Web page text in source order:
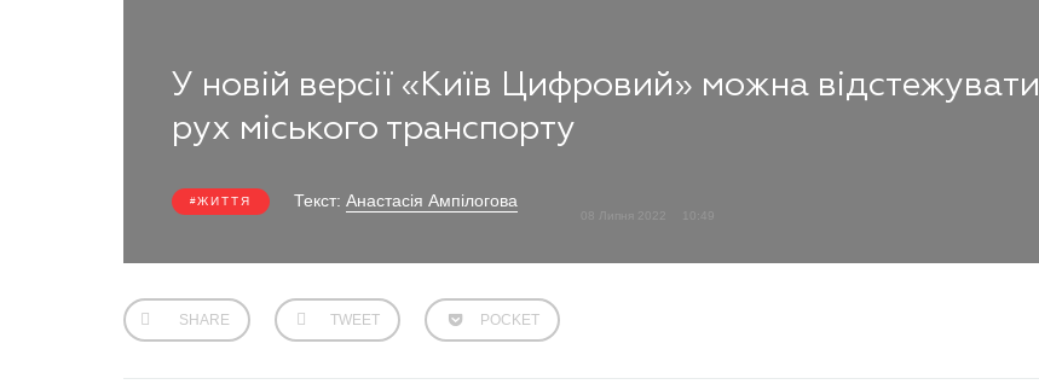
У новій версії «Київ Цифровий» можна відстежувати
рух міського транспорту
ЖИТТЯ Текст: Анастасія Ампілогова
08 Липня 2022 10:49
SHARE TWEET POCKET